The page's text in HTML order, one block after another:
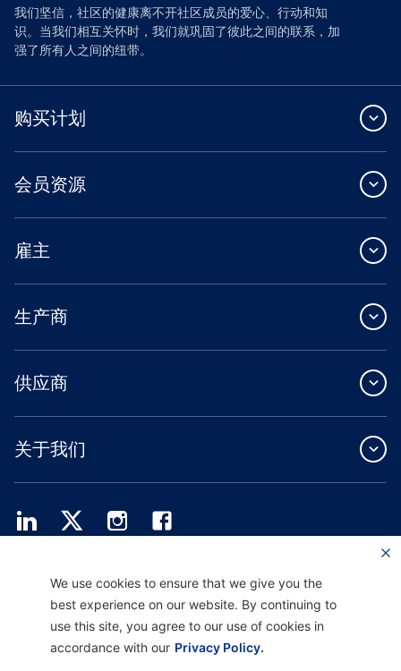
我们坚信，社区的健康离不开社区成员的爱心、行动和知
识。当我们相互关怀时，我们就巩固了彼此之间的联系，加
强了所有人之间的纽带。
购买计划
会员资源
雇主
生产商
供应商
关于我们
Providence Health Plan 提供商业团体、个人健康保障和 ASO 服务。
Providence Health Assurance 是一家 HMO、HMO-POS 和 HMO SNP，与
Medicare 和俄勒冈州健康计划签有合同。Providence Health Assurance 的注册取决
于合同续约。
We use cookies to ensure that we give you the
best experience on our website. By continuing to
use this site, you agree to our use of cookies in
accordance with our Privacy Policy.